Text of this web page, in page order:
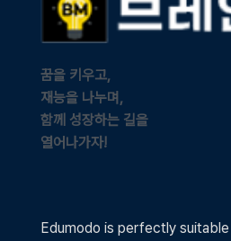
꿈을 키우고,
재능을 나누며,
함께 성장하는 길을
열어나가자!
Edumodo is perfectly